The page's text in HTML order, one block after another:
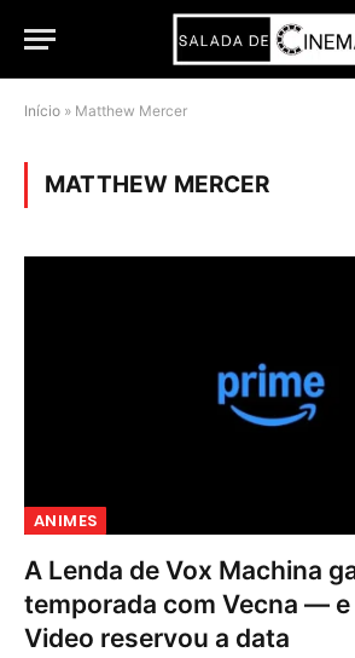
Início » Matthew Mercer
MATTHEW MERCER
ANIMES
A Lenda de Vox Machina
temporada com Vecna — e
Video reservou a data